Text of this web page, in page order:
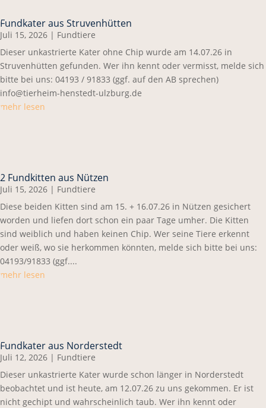
Fundkater aus Struvenhütten
Juli 15, 2026 | Fundtiere
Dieser unkastrierte Kater ohne Chip wurde am 14.07.26 in
Struvenhütten gefunden. Wer ihn kennt oder vermisst, melde sich
bitte bei uns: 04193 / 91833 (ggf. auf den AB sprechen)
info@tierheim-henstedt-ulzburg.de
mehr lesen
2 Fundkitten aus Nützen
Juli 15, 2026 | Fundtiere
Diese beiden Kitten sind am 15. + 16.07.26 in Nützen gesichert
worden und liefen dort schon ein paar Tage umher. Die Kitten
sind weiblich und haben keinen Chip. Wer seine Tiere erkennt
oder weiß, wo sie herkommen könnten, melde sich bitte bei uns:
04193/91833 (ggf....
mehr lesen
Fundkater aus Norderstedt
Juli 12, 2026 | Fundtiere
Dieser unkastrierte Kater wurde schon länger in Norderstedt
beobachtet und ist heute, am 12.07.26 zu uns gekommen. Er ist
nicht gechipt und wahrscheinlich taub. Wer ihn kennt oder